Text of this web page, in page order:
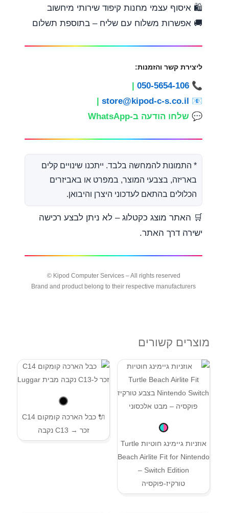
🛍️ איסוף עצמי מחנות קיפוד שירותי מיחשוב
🚚 אפשרות משלוח עם שליח – בתוספת תשלום
ליצירת קשר והזמנות:
📞
050-5654-106
|
📧
store@kipod-c-s.co.il
|
💬 שלחו הודעה ב-WhatsApp
* התמונות להמחשה בלבד. ייתכנו שינויים קלים
באריזה, בצבעי המוצר, במפרט או באביזרים
הכלולים בהתאם לעדכוני היצרן והיבואן.
🛒 האתר מוצג כקטלוג – לא ניתן לבצע רכישה
ישירה דרך האתר.
Kipod Computer Services – All rights reserved ©
Brand and product belong to their respective manufacturers
מוצרים קשורים
אוזניות גיימינג חוטיות Turtle
Beach Airlite Fit for Nintendo
Switch Edition –
טורקיז-פוקסיה
🔌 כבל הארכה קומקום C14
זכר → C13 נקבה